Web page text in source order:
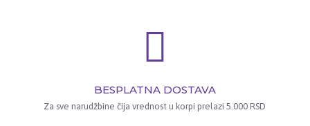
BESPLATNA DOSTAVA
Za sve narudžbine čija vrednost u korpi prelazi 5.000 RSD